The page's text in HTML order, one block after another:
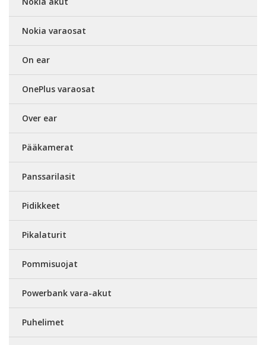
Nokia varaosat
On ear
OnePlus varaosat
Over ear
Pääkamerat
Panssarilasit
Pidikkeet
Pikalaturit
Pommisuojat
Powerbank vara-akut
Puhelimet